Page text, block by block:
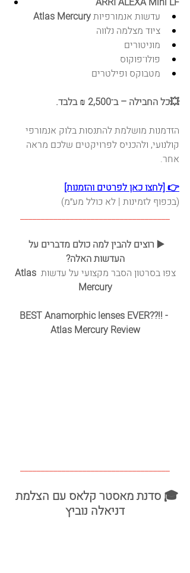
עדשות אנמורפיות Atlas Mercury
ציוד מצלמה נלווה
מוניטורים
פולו־פוקוס
מטבוקס ופילטרים
💥כל החבילה – ב־2,500 ₪ בלבד.
הזדמנות מושלמת להתנסות בלוק אנמורפי
קולנועי, ולהכניס לפרויקטים שלכם מראה
אחר.
👉 [לחצו כאן לפרטים והזמנות]
(בכפוף לזמינות | לא כולל מע״מ)
____________________________________
▶️ רוצים להבין למה כולם מדברים על
העדשות האלה?
צפו בסרטון הסבר מקצועי על עדשות Atlas
Mercury
BEST Anamorphic lenses EVER??!! -
Atlas Mercury Review
____________________________________
🎓 סדנת מאסטר קלאס עם הצלמת
דניאלה נוביץ